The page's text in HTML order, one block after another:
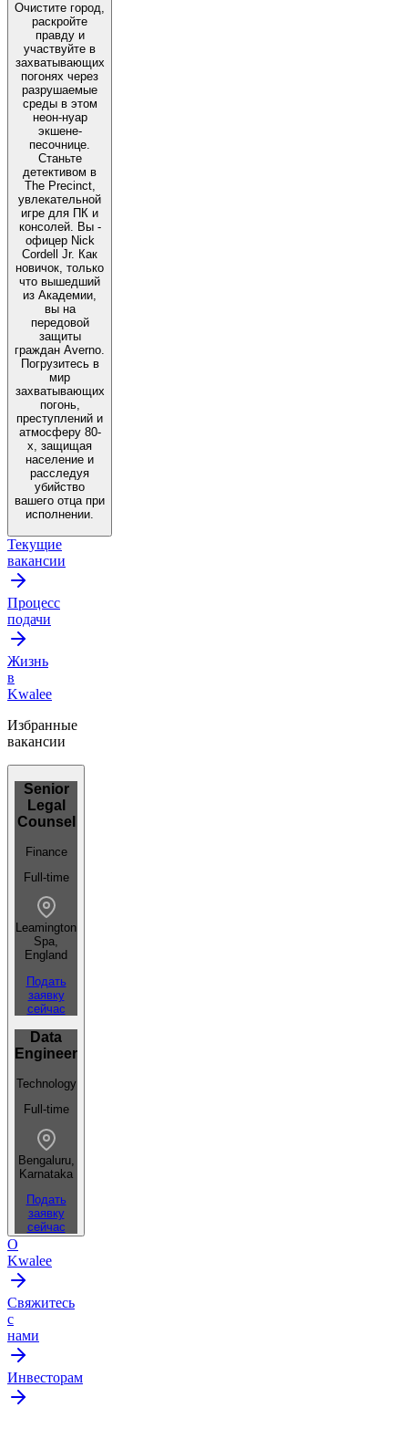
Очистите город,
раскройте
правду и
участвуйте в
захватывающих
погонях через
разрушаемые
среды в этом
неон-нуар
экшене-
песочнице.
Станьте
детективом в
The Precinct,
увлекательной
игре для ПК и
консолей. Вы -
офицер Nick
Cordell Jr. Как
новичок, только
что вышедший
из Академии,
вы на
передовой
защиты
граждан Averno.
Погрузитесь в
мир
захватывающих
погонь,
преступлений и
атмосферу 80-
х, защищая
население и
расследуя
убийство
вашего отца при
исполнении.
Текущие
вакансии
Процесс
подачи
Жизнь
в
Kwalee
Избранные
вакансии
Senior
Legal
Counsel
Finance
Full-time
Leamington
Spa,
England
Подать
заявку
сейчас
Data
Engineer
Technology
Full-time
Bengaluru,
Karnataka
Подать
заявку
сейчас
О
Kwalee
Свяжитесь
с
нами
Инвесторам